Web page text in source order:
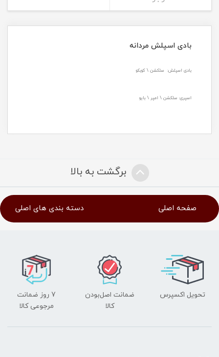
بادی اسپلش مردانه
بادی اسپلش: سلکشن \ کوبکو
اسپری: سلکشن \ امپر \ بایو
برگشت به بالا
صفحه اصلی دسته بندی های اصلی
تحویل اکسپرس
ضمانت اصل‌بودن
کالا
7 روز ضمانت
مرجوعی کالا